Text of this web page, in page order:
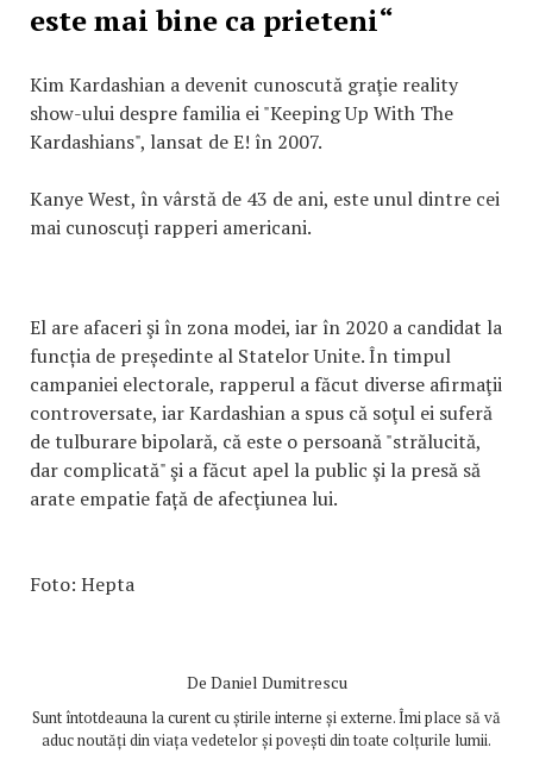
este mai bine ca prieteni“
Kim Kardashian a devenit cunoscută graţie reality
show-ului despre familia ei "Keeping Up With The
Kardashians", lansat de E! în 2007.
Kanye West, în vârstă de 43 de ani, este unul dintre cei
mai cunoscuţi rapperi americani.
El are afaceri şi în zona modei, iar în 2020 a candidat la
funcția de președinte al Statelor Unite. În timpul
campaniei electorale, rapperul a făcut diverse afirmaţii
controversate, iar Kardashian a spus că soţul ei suferă
de tulburare bipolară, că este o persoană "strălucită,
dar complicată" şi a făcut apel la public şi la presă să
arate empatie față de afecţiunea lui.
Foto: Hepta
De Daniel Dumitrescu
Sunt întotdeauna la curent cu știrile interne și externe. Îmi place să vă
aduc noutăți din viața vedetelor și povești din toate colțurile lumii.